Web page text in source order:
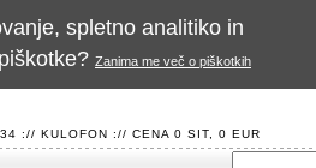
:// KULOFON :// CENA 0 SIT, 0 EUR
spletno analitiko in
Zanima me več o piškotkih